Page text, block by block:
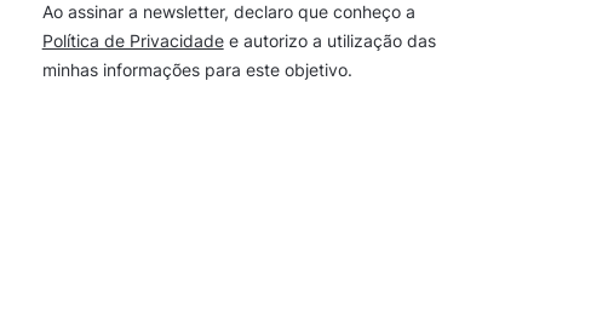
Ao assinar a newsletter, declaro que conheço a
Política de Privacidadee autorizo a utilização das
minhas informações para este objetivo.